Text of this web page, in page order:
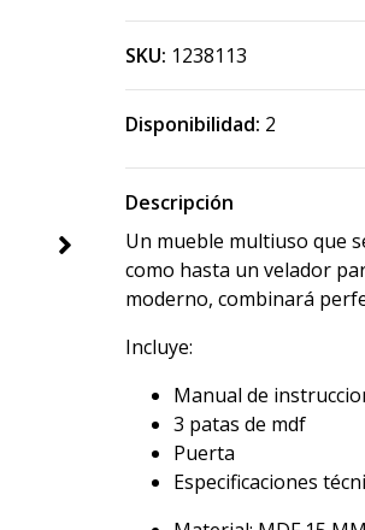
SKU: 1238113
Disponibilidad: 2
Descripción
Un mueble multiuso que
como hasta un velador
moderno, combinará
Incluye:
Manual de
3 patas de mdf
Puerta
Especificaciones